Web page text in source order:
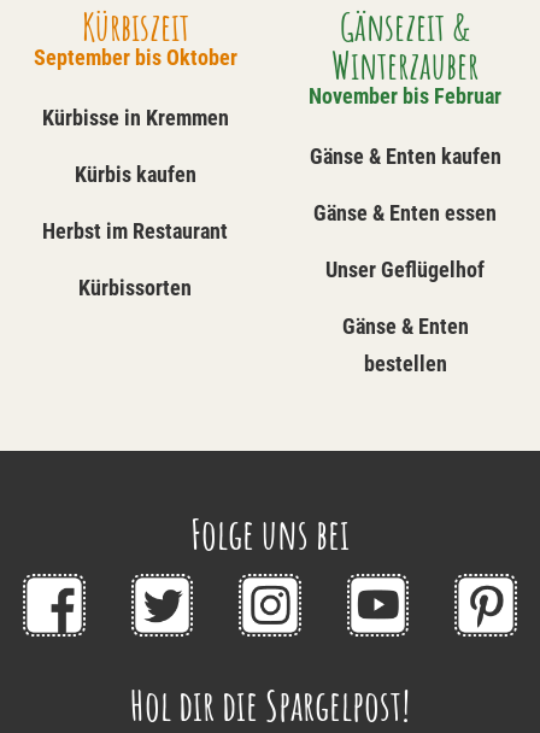
Kürbiszeit
September bis Oktober
Kürbisse in Kremmen
Kürbis kaufen
Herbst im Restaurant
Kürbissorten
Gänsezeit &
Winterzauber
November bis Februar
Gänse & Enten kaufen
Gänse & Enten essen
Unser Geflügelhof
Gänse & Enten
bestellen
Folge uns bei
Hol dir die Spargelpost!